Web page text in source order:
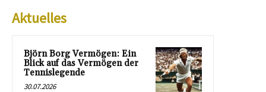
Aktuelles
Björn Borg Vermögen: Ein
Blick auf das Vermögen der
Tennislegende
30.07.2026